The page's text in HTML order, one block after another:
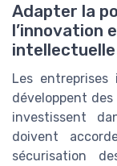
Adapter la
l’innovation
intellectuelle
Les
développent
investissent
doivent
sécurisation